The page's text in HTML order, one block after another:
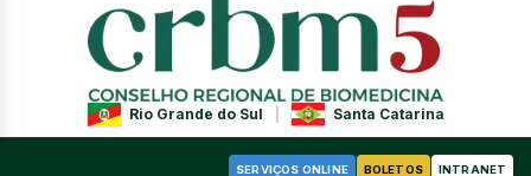
Rio Grande do Sul Santa Catarina
SERVIÇOS ONLINE BOLETOS INTRANET